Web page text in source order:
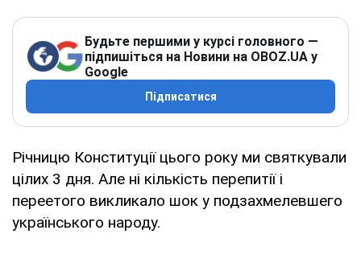
Будьте першими у курсі головного —
підпишіться на Новини на OBOZ.UA у
Google
Підписатися
Річницю Конституції цього року ми святкували
цілих 3 дня. Але ні кількість перепитії і
переетого викликало шок у подзахмелевшего
українського народу.